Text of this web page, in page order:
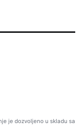
je dozvoljeno u skladu sa